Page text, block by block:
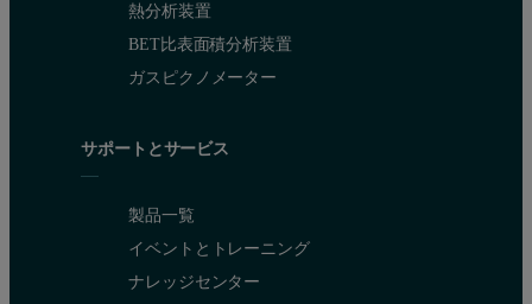
The problem of thermal expansion of the
In chambers that make use of an indirect heater, the sample is
熱分析装置
BET比表面積分析装置
ガスピクノメーター
サポートとサービス
製品一覧
イベントとトレーニング
ナレッジセンター